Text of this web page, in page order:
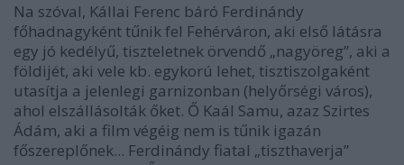
Na szóval, Kállai Ferenc báró Ferdinándy
főhadnagyként tűnik fel Fehérváron, aki első látásra
egy jó kedélyű, tiszteletnek örvendő „nagyöreg”, aki a
földijét, aki vele kb. egykorú lehet, tisztiszolgaként
utasítja a jelenlegi garnizonban (helyőrségi város),
ahol elszállásolták őket. Ő Kaál Samu, azaz Szirtes
Ádám, aki a film végéig nem is tűnik igazán
főszereplőnek... Ferdinándy fiatal „tiszthaverja”